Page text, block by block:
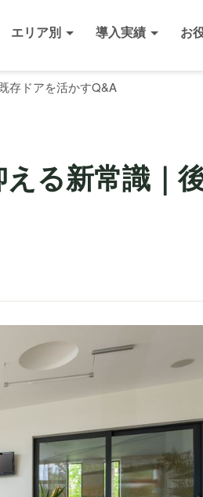
エリア別 導入実績 お
存ドアを活かすQ&A
る新常識｜